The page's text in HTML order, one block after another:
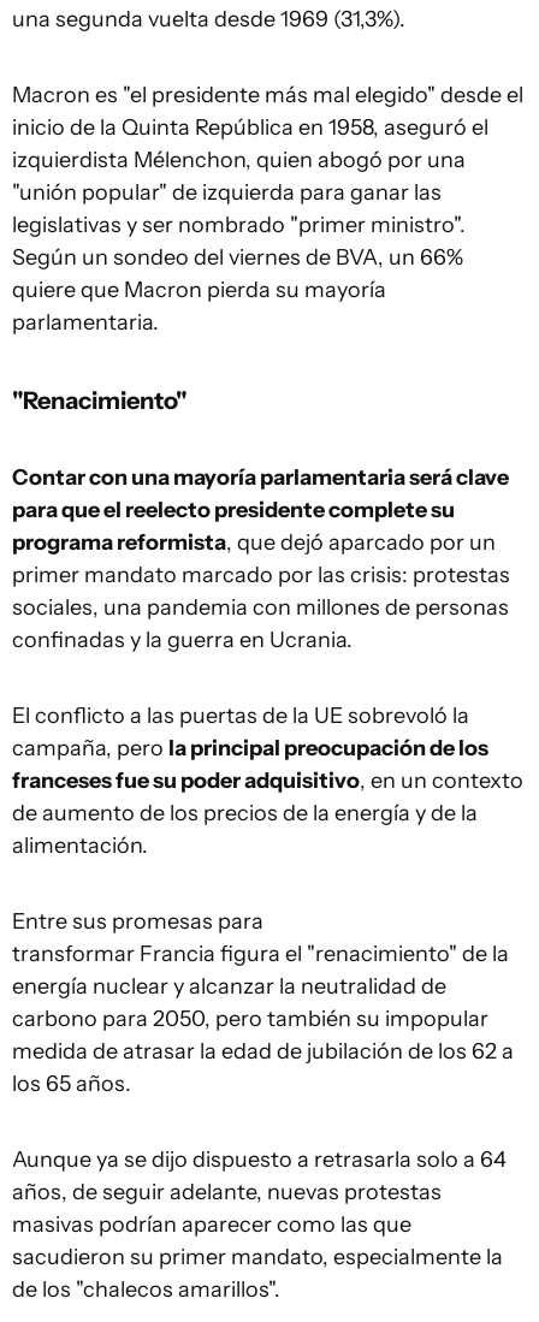
una segunda vuelta desde 1969 (31,3%).
Macron es "el presidente más mal elegido" desde el
inicio de la Quinta República en 1958, aseguró el
izquierdista Mélenchon, quien abogó por una
"unión popular" de izquierda para ganar las
legislativas y ser nombrado "primer ministro".
Según un sondeo del viernes de BVA, un 66%
quiere que Macron pierda su mayoría
parlamentaria.
"Renacimiento"
Contar con una mayoría parlamentaria será clave
para que el reelecto presidente complete su
programa reformista, que dejó aparcado por un
primer mandato marcado por las crisis: protestas
sociales, una pandemia con millones de personas
confinadas y la guerra en Ucrania.
El conflicto a las puertas de la UE sobrevoló la
campaña, pero la principal preocupación de los
franceses fue su poder adquisitivo, en un contexto
de aumento de los precios de la energía y de la
alimentación.
Entre sus promesas para
transformar Francia figura el "renacimiento" de la
energía nuclear y alcanzar la neutralidad de
carbono para 2050, pero también su impopular
medida de atrasar la edad de jubilación de los 62 a
los 65 años.
Aunque ya se dijo dispuesto a retrasarla solo a 64
años, de seguir adelante, nuevas protestas
masivas podrían aparecer como las que
sacudieron su primer mandato, especialmente la
de los "chalecos amarillos".